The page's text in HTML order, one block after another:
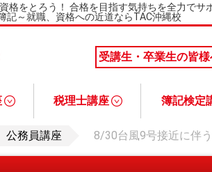
格をとろう！ 合格を目指す気持ちを全力で
記～就職、資格への近道ならTAC沖縄校
受講生・卒業生の皆
税理士講座 簿記検定
公務員講座 8/30台風9号接近に伴